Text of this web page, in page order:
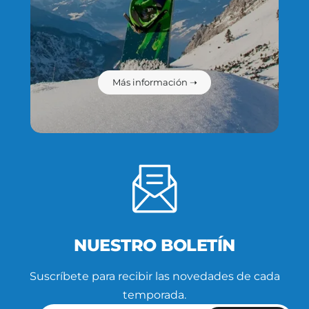
Más información ➝
NUESTRO BOLETÍN
Suscríbete para recibir las novedades de cada
temporada.